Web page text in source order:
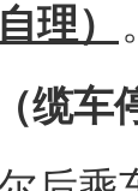
理）
。
缆车